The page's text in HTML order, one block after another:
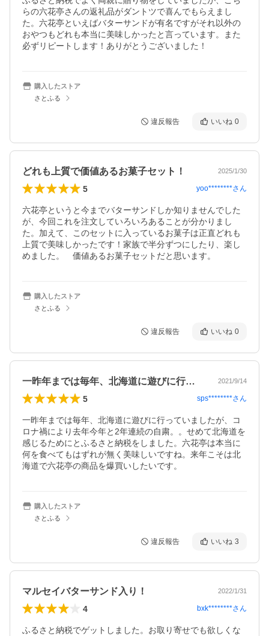
らの六花亭さんの返礼品がダントツで喜んでもらえまし
た。六花亭といえばバターサンドが有名ですがそれ以外の
おやつもどれも本当に美味しかったと言っています。また
必ずリピートします！ありがとうございました！
購入したストア
さとふる
違反報告 いいね 0
どれも上質で価値あるお菓子セット！ 2025/1/30
5 yoo********さん
六花亭というと今までバターサンドしか知りませんでした
が、今回これを注文していろいろあることが分かりまし
た。加えて、このセットに入っているお菓子は正直どれも
上質で美味しかったです！家族で半分ずつにしたり、楽し
めました。　価値あるお菓子セットだと思います。
購入したストア
さとふる
違反報告 いいね 0
一昨年までは毎年、北海道に遊びに行って… 2021/9/14
5 sps********さん
一昨年までは毎年、北海道に遊びに行っていましたが、コ
ロナ禍により去年今年と2年連続の自粛。。せめて北海道を
感じるためにとふるさと納税をしました。六花亭は本当に
何を食べてもはずれが無く美味しいですね。来年こそは北
海道で六花亭の商品を爆買いしたいです。
購入したストア
さとふる
違反報告 いいね 3
マルセイバターサンド入り！ 2022/1/31
4 bxk********さん
ふるさと納税でゲットしました。お取り寄せでも欲しくな